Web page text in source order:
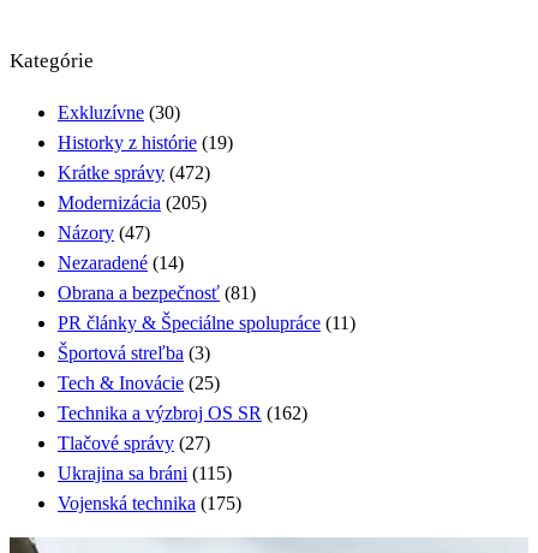
Kategórie
Exkluzívne (30)
Historky z histórie (19)
Krátke správy (472)
Modernizácia (205)
Názory (47)
Nezaradené (14)
Obrana a bezpečnosť (81)
PR články & Špeciálne spolupráce (11)
Športová streľba (3)
Tech & Inovácie (25)
Technika a výzbroj OS SR (162)
Tlačové správy (27)
Ukrajina sa bráni (115)
Vojenská technika (175)